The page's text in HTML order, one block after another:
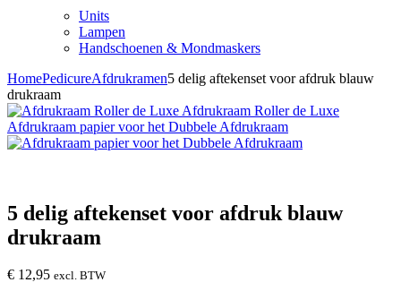
Units
Lampen
Handschoenen & Mondmaskers
HomePedicureAfdrukramen5 delig aftekenset voor afdruk blauw
drukraam
Afdrukraam Roller de Luxe
Afdrukraam papier voor het Dubbele Afdrukraam
5 delig aftekenset voor afdruk blauw
drukraam
€ 12,95 excl. BTW